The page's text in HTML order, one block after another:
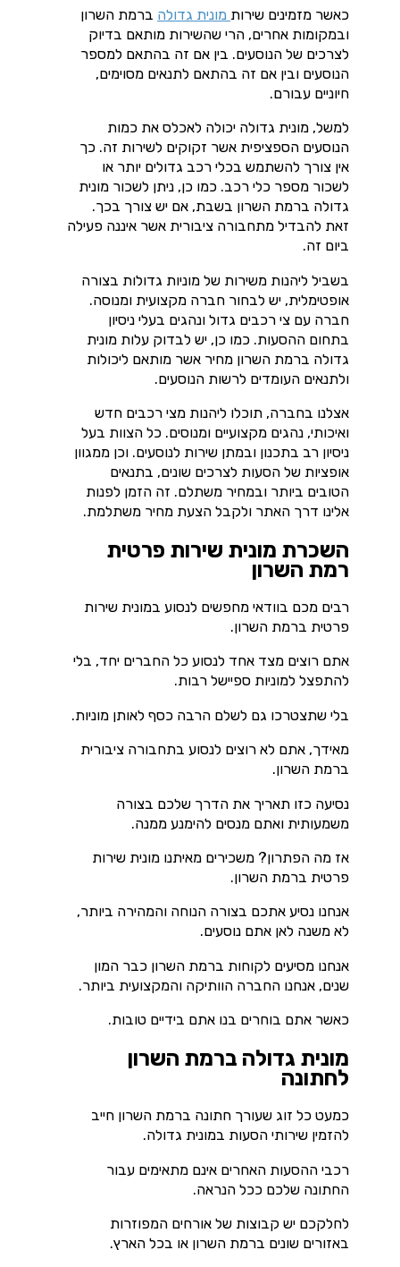
כאשר מזמינים שירות מונית גדולה ברמת השרון
ובמקומות אחרים, הרי שהשירות מותאם בדיוק
לצרכים של הנוסעים. בין אם זה בהתאם למספר
הנוסעים ובין אם זה בהתאם לתנאים מסוימים,
חיוניים עבורם.
למשל, מונית גדולה יכולה לאכלס את כמות
הנוסעים הספציפית אשר זקוקים לשירות זה. כך
אין צורך להשתמש בכלי רכב גדולים יותר או
לשכור מספר כלי רכב. כמו כן, ניתן לשכור מונית
גדולה ברמת השרון בשבת, אם יש צורך בכך.
זאת להבדיל מתחבורה ציבורית אשר איננה פעילה
ביום זה.
בשביל ליהנות משירות של מוניות גדולות בצורה
אופטימלית, יש לבחור חברה מקצועית ומנוסה.
חברה עם צי רכבים גדול ונהגים בעלי ניסיון
בתחום ההסעות. כמו כן, יש לבדוק עלות מונית
גדולה ברמת השרון מחיר אשר מותאם ליכולות
ולתנאים העומדים לרשות הנוסעים.
אצלנו בחברה, תוכלו ליהנות מצי רכבים חדש
ואיכותי, נהגים מקצועיים ומנוסים. כל הצוות בעל
ניסיון רב בתכנון ובמתן שירות לנוסעים. וכן ממגוון
אופציות של הסעות לצרכים שונים, בתנאים
הטובים ביותר ובמחיר משתלם. זה הזמן לפנות
אלינו דרך האתר ולקבל הצעת מחיר משתלמת.
השכרת מונית שירות פרטית
רמת השרון
רבים מכם בוודאי מחפשים לנסוע במונית שירות
פרטית ברמת השרון.
אתם רוצים מצד אחד לנסוע כל החברים יחד, בלי
להתפצל למוניות ספיישל רבות.
בלי שתצטרכו גם לשלם הרבה כסף לאותן מוניות.
מאידך, אתם לא רוצים לנסוע בתחבורה ציבורית
ברמת השרון.
נסיעה כזו תאריך את הדרך שלכם בצורה
משמעותית ואתם מנסים להימנע ממנה.
אז מה הפתרון? משכירים מאיתנו מונית שירות
פרטית ברמת השרון.
אנחנו נסיע אתכם בצורה הנוחה והמהירה ביותר,
לא משנה לאן אתם נוסעים.
אנחנו מסיעים לקוחות ברמת השרון כבר המון
שנים, אנחנו החברה הוותיקה והמקצועית ביותר.
כאשר אתם בוחרים בנו אתם בידיים טובות.
מונית גדולה ברמת השרון
לחתונה
כמעט כל זוג שעורך חתונה ברמת השרון חייב
להזמין שירותי הסעות במונית גדולה.
רכבי ההסעות האחרים אינם מתאימים עבור
החתונה שלכם ככל הנראה.
לחלקכם יש קבוצות של אורחים המפוזרות
באזורים שונים ברמת השרון או בכל הארץ.